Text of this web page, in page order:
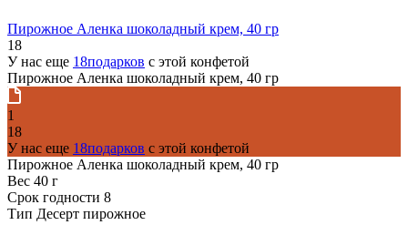
Пирожное Аленка шоколадный крем, 40 гр
18
У нас еще 18подарков с этой конфетой
Пирожное Аленка шоколадный крем, 40 гр
1
18
У нас еще 18подарков с этой конфетой
Пирожное Аленка шоколадный крем, 40 гр
Вес 40 г
Срок годности 8
Тип Десерт пирожное